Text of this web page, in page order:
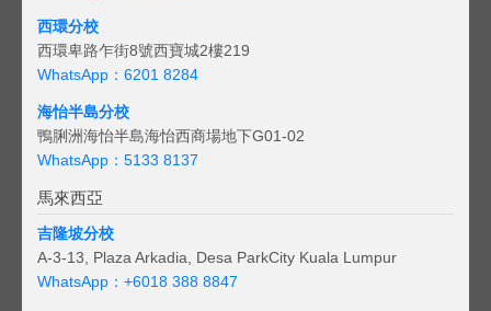
西環分校
西環卑路乍街8號西寶城2樓219
WhatsApp：6201 8284
海怡半島分校
鴨脷洲海怡半島海怡西商場地下G01-02
WhatsApp：5133 8137
馬來西亞
吉隆坡分校
A-3-13, Plaza Arkadia, Desa ParkCity Kuala Lumpur
WhatsApp： +6018 388 8847